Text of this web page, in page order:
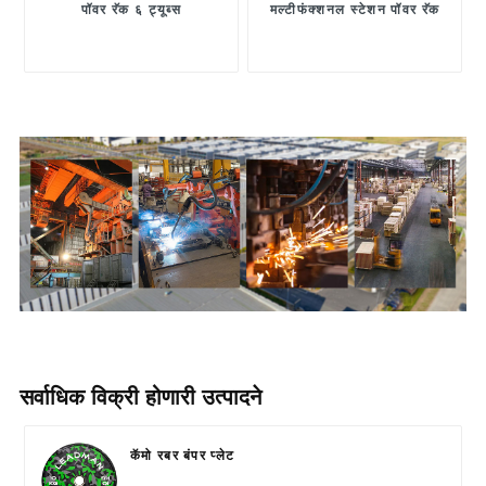
पॉवर रॅक ६ ट्यूब्स मल्टीफंक्शनल स्टेशन पॉवर रॅक
सर्वाधिक विक्री होणारी उत्पादने
कॅमो रबर बंपर प्लेट